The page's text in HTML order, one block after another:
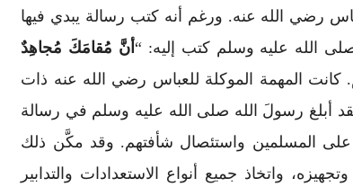
رضي الله عنه. ورغم أنه كتب رسالة يبدي فيها
صلى الله عليه وسلم كتب إليه: “ أنَّ مُقامَكَ مُجاهِدٌ
كانت المهمة الموكلة للعباس رضي الله عنه ذات
أبلغ رسولَ الله صلى الله عليه وسلم في رسالة
على المسلمين واستئصال شأفتهم. وقد مكَّن ذلك
واتخاذ جميع أنواع الاستعدادات والتدابير